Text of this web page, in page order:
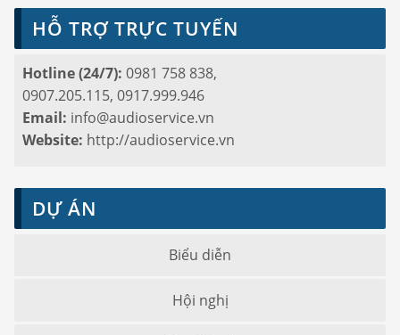
HỖ TRỢ TRỰC TUYẾN
Hotline (24/7): 0981 758 838,
0907.205.115, 0917.999.946
Email: info@audioservice.vn
Website: http://audioservice.vn
DỰ ÁN
Biểu diễn
Hội nghị